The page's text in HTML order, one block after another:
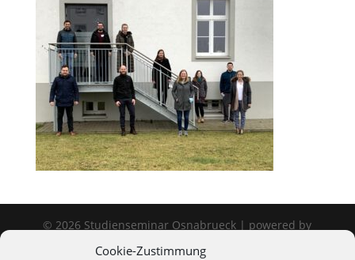
Cookie-Zustimmung
© 2026 Studienseminar Osnabrueck | powered by
wordpress